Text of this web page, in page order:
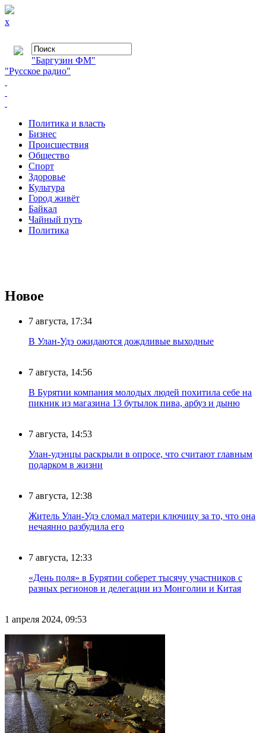
x
"Баргузин ФМ"
"Русское радио"
Политика и власть
Бизнес
Происшествия
Общество
Cпорт
Здоровье
Культура
Город живёт
Байкал
Чайный путь
Политика
Новое
7 августа, 17:34
В Улан-Удэ ожидаются дождливые выходные
7 августа, 14:56
В Бурятии компания молодых людей похитила себе на
пикник из магазина 13 бутылок пива, арбуз и дыню
7 августа, 14:53
Улан-удэнцы раскрыли в опросе, что считают главным
подарком в жизни
7 августа, 12:38
Житель Улан-Удэ сломал матери ключицу за то, что она
нечаянно разбудила его
7 августа, 12:33
«День поля» в Бурятии соберет тысячу участников с
разных регионов и делегации из Монголии и Китая
1 апреля 2024, 09:53